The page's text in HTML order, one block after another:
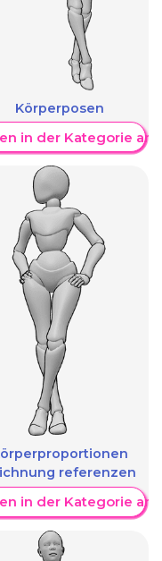
Körperposen
in der Kategorie
referenzen
in der Kategorie